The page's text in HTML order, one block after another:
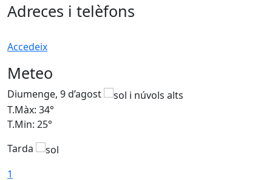
Adreces i telèfons
Accedeix
Meteo
Diumenge, 9 d’agost
T.Màx: 34°
T.Min: 25°
Tarda
1